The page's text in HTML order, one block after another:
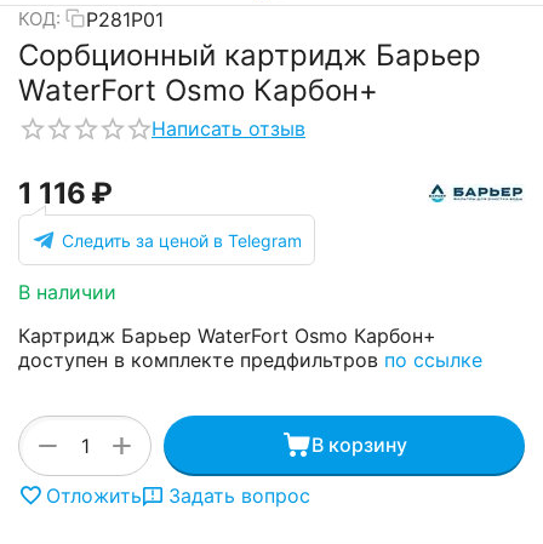
КОД: Р281Р01
Сорбционный картридж Барьер
WaterFort Osmo Карбон+
Написать отзыв
1 116 ₽
Следить за ценой в Telegram
В наличии
Картридж Барьер WaterFort Osmo Карбон+
доступен в комплекте предфильтров по ссылке
+
− В корзину
Отложить Задать вопрос